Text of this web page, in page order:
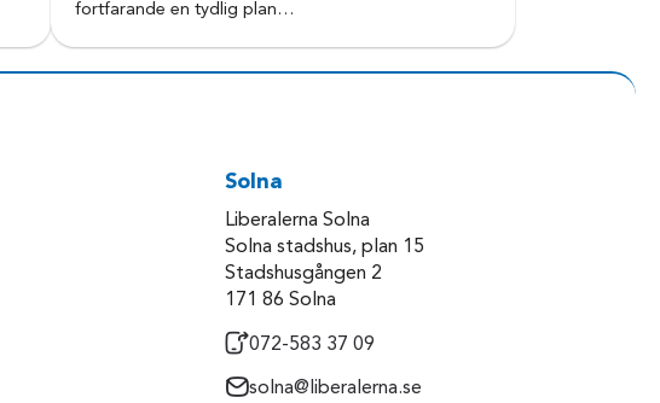
fortfarande en tydlig plan…
Solna
Liberalerna Solna
Solna stadshus, plan 15
Stadshusgången 2
171 86 Solna
072-583 37 09
solna@liberalerna.se